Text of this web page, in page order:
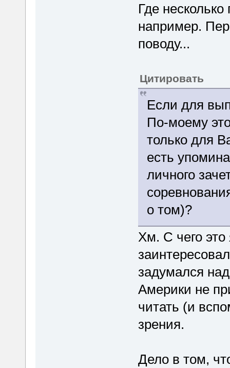
Где
например.
поводу...
Цитировать
Если для
По-моему
только для
есть
личного
о том)?
Хм. С чего
задумался
Америки не
читать (и
зрения.
Дело в том,